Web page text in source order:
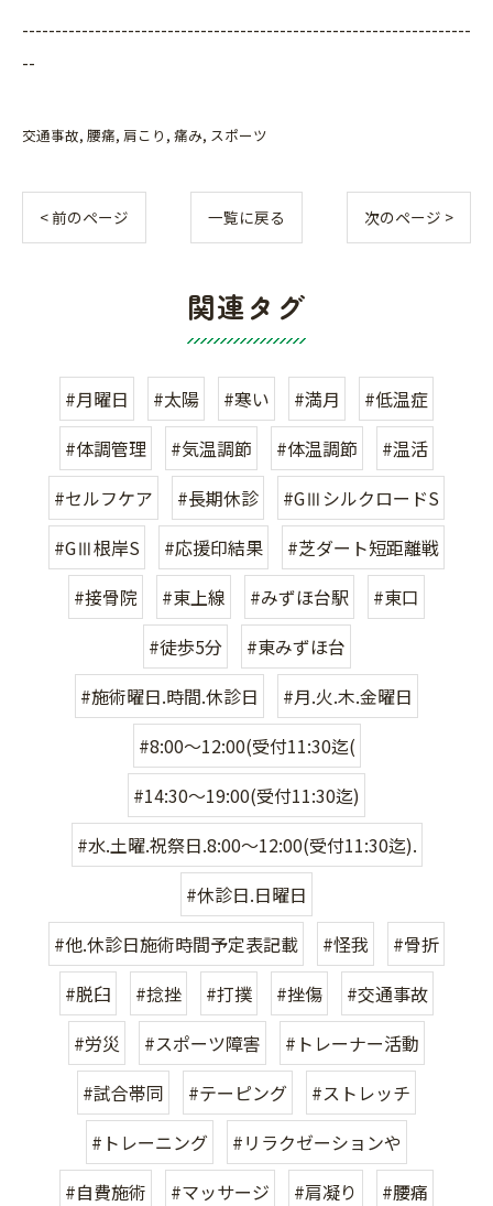
--------------------------------------------------------------------
--
交通事故 腰痛 肩こり 痛み スポーツ
< 前のページ 一覧に戻る 次のページ >
関連タグ
#月曜日 #太陽 #寒い #満月
#低温症
#体調管理
#気温調節 #体温調節
#温活
#セルフケア
#長期休診
#GⅢシルクロードS
#GⅢ根岸S
#応援印結果
#芝ダート短距離戦
#接骨院
#東上線 #みずほ台駅
#東口
#徒歩5分
#東みずほ台
#施術曜日.時間.休診日
#月.火.木.金曜日
#8:00〜12:00(受付11:30迄(
#14:30〜19:00(受付11:30迄)
#水.土曜.祝祭日.8:00〜12:00(受付11:30迄).
#休診日.日曜日
#他.休診日施術時間予定表記載
#怪我
#骨折
#脱臼
#捻挫 #打撲 #挫傷
#交通事故
#労災
#スポーツ障害
#トレーナー活動
#試合帯同
#テーピング
#ストレッチ
#トレーニング
#リラクゼーションや
#自費施術
#マッサージ #肩凝り
#腰痛